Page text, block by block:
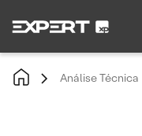
Análise Técnica